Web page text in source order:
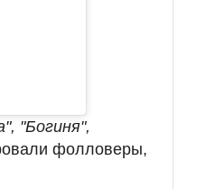
"Богиня",
фолловеры,